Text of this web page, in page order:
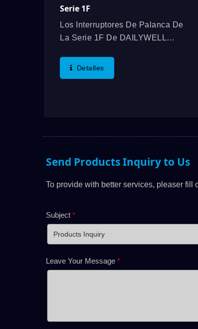
Serie 1F
Los Interruptores De Palanca De
La Serie 1F De DAILYWELL
Otras Especificaciones, La
Clasificación De Contacto De
Estándar...
Detalles